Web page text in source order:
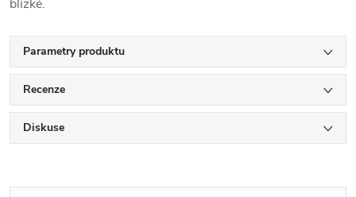
blízké.
Parametry produktu
Recenze
Diskuse